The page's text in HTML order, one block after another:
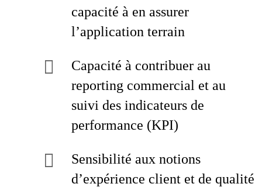
capacité à en assurer
l’application terrain
Capacité à contribuer au
reporting commercial et au
suivi des indicateurs de
performance (KPI)
Sensibilité aux notions
d’expérience client et de qualité